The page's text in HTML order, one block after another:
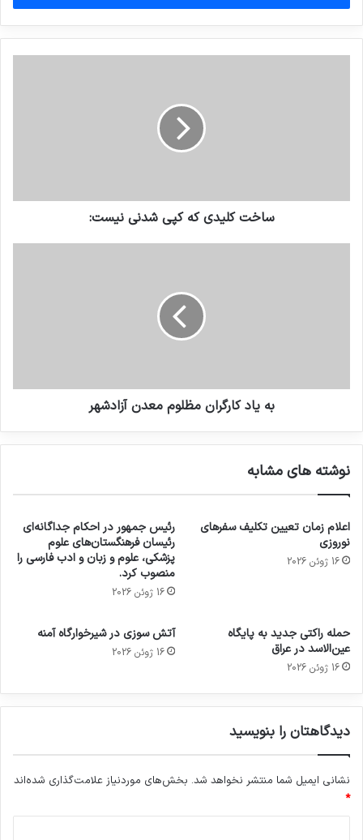
وارد
کنید
ساخت کلیدی که کپی شدنی نیست:
به یاد کارگران مظلوم معدن آزادشهر
نوشته های مشابه
اعلام زمان تعیین تکلیف سفرهای
نوروزی
16 ژوئن 2026
رئیس جمهور در احکام جداگانه‌ای
رئیسان فرهنگستان‌های علوم
پزشکی، علوم و زبان و ادب فارسی را
منصوب کرد.
16 ژوئن 2026
حمله راکتی جدید به پایگاه
عین‌الاسد در عراق
16 ژوئن 2026
آتش سوزی در شیرخوارگاه آمنه
16 ژوئن 2026
دیدگاهتان را بنویسید
نشانی ایمیل شما منتشر نخواهد شد. بخش‌های موردنیاز علامت‌گذاری شده‌اند
*